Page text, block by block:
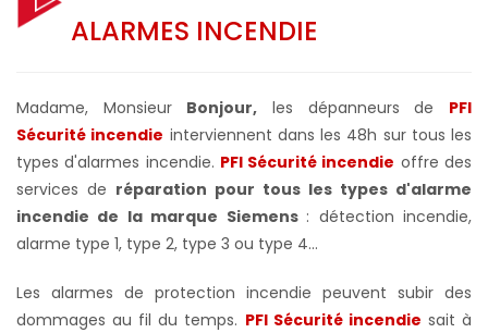
ALARMES INCENDIE
Madame, Monsieur Bonjour, les dépanneurs de PFI
Sécurité incendie interviennent dans les 48h sur tous les
types d'alarmes incendie. PFI Sécurité incendie offre des
services de réparation pour tous les types d'alarme
incendie de la marque Siemens : détection incendie,
alarme type 1, type 2, type 3 ou type 4...
Les alarmes de protection incendie peuvent subir des
dommages au fil du temps. PFI Sécurité incendie sait à